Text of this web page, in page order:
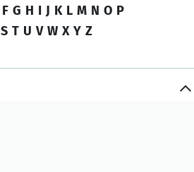
F G H I J K L M N O P
S T U V W X Y Z